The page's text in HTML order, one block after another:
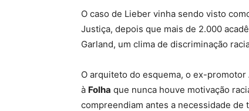
O caso de Lieber vinha sendo visto
Justiça, depois que mais de 2.000
Garland, um clima de discriminação
O arquiteto do esquema, o ex-
à Folha que nunca houve motivação
compreendiam antes a necessidade de